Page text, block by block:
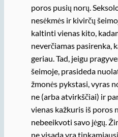
poros pusių norų.
nesėkmės ir kivirčų
kaltinti vienas kito,
neverčiamas pasirenka,
geriau. Tad, jeigu
šeimoje, prasideda
žmonės pykstasi, vyras
ne (arba atvirkščiai) ir
vienas kažkuris iš poros
nebeeikvoti savo jėgų.
ne visada yra